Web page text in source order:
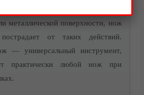
металлической поверхности, нож
от таких действий.
— универсальный инструмент,
практически любой нож при